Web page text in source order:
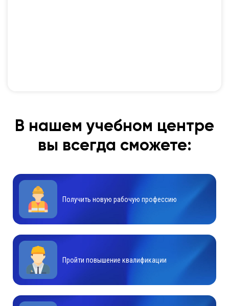
В нашем учебном центре
вы всегда сможете:
Получить новую рабочую профессию
Пройти повышение квалификации